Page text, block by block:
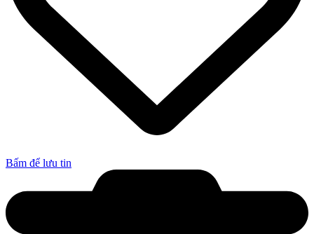
Bấm để lưu tin